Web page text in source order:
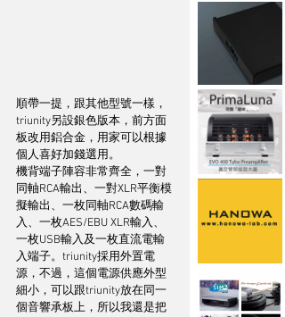
順帶一提，跟其他型號一樣，
triunity另設銀色版本，前方面
板改用鋁合金，用家可以根據
個人喜好加錢選用。
機背端子陣容非常齊全，一對
同軸RCA輸出、一對XLR平衡模
擬輸出、一枚同軸RCA數碼輸
入、一枚AES/EBU XLR輸入、
一枚USB輸入及一枚直流電輸
入端子。triunity採用外置電
源，不過，這個電源供應外型
細小，可以跟triunity放在同一
個音響承板上，所以我還是把